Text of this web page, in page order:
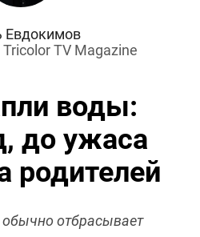
Евдокимов
TV Magazine
воды:
до ужаса
родителей
отбрасывает